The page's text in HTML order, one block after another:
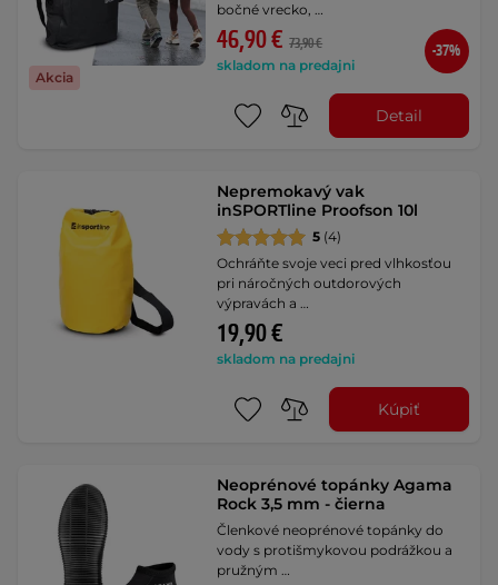
Akcia
bočné vrecko, …
46,90 € 73,90 €
skladom na predajni
-37%
Detail
Nepremokavý vak
inSPORTline Proofson 10l
5 (4)
Ochráňte svoje veci pred vlhkosťou
pri náročných outdorových
výpravách a …
19,90 €
skladom na predajni
Kúpiť
Neoprénové topánky Agama
Rock 3,5 mm - čierna
Členkové neoprénové topánky do
vody s protišmykovou podrážkou a
pružným …